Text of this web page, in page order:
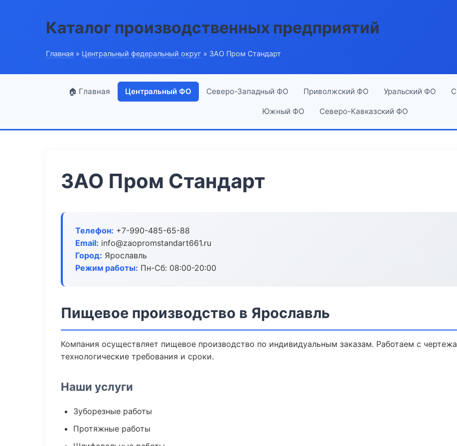
Каталог производственных предприятий
Главная » Центральный федеральный округ » ЗАО Пром Стандарт
🏠 Главная Центральный ФО Северо-Западный ФО Приволжский ФО Уральский ФО
Южный ФО Северо-Кавказский ФО
ЗАО Пром Стандарт
Телефон: +7-990-485-65-88
Email: info@zaopromstandart661.ru
Город: Ярославль
Режим работы: Пн-Сб: 08:00-20:00
Пищевое производство в Ярославль
Компания осуществляет пищевое производство по индивидуальным заказам. Работаем с
технологические требования и сроки.
Наши услуги
Зуборезные работы
Протяжные работы